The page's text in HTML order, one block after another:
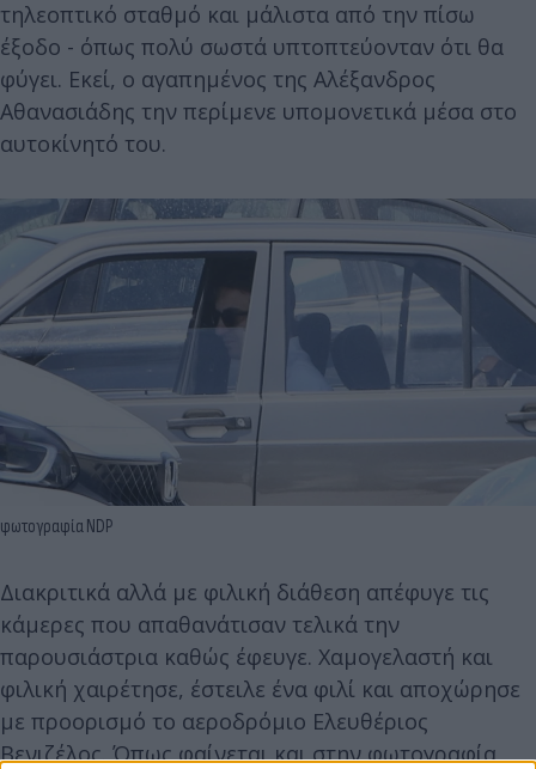
τηλεοπτικό σταθμό και μάλιστα από την πίσω
έξοδο - όπως πολύ σωστά υπτοπτεύονταν ότι θα
φύγει. Εκεί, ο αγαπημένος της Αλέξανδρος
Αθανασιάδης την περίμενε υπομονετικά μέσα στο
αυτοκίνητό του.
φωτογραφία NDP
Διακριτικά αλλά με φιλική διάθεση απέφυγε τις
κάμερες που απαθανάτισαν τελικά την
παρουσιάστρια καθώς έφευγε. Χαμογελαστή και
φιλική χαιρέτησε, έστειλε ένα φιλί και αποχώρησε
με προορισμό το αεροδρόμιο Ελευθέριος
Βενιζέλος. Όπως φαίνεται και στην φωτογραφία,